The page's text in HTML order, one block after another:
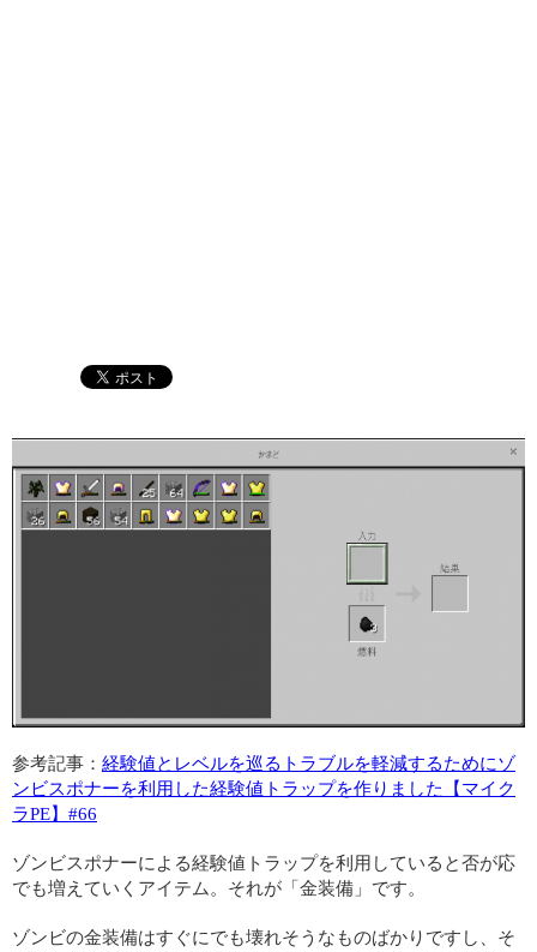
参考記事： 経験値とレベルを巡るトラブルを軽減するためにゾ
ンビスポナーを利用した経験値トラップを作りました【マイク
ラPE】#66
ゾンビスポナーによる経験値トラップを利用していると否が応
でも増えていくアイテム。それが「金装備」です。
ゾンビの金装備はすぐにでも壊れそうなものばかりですし、そ